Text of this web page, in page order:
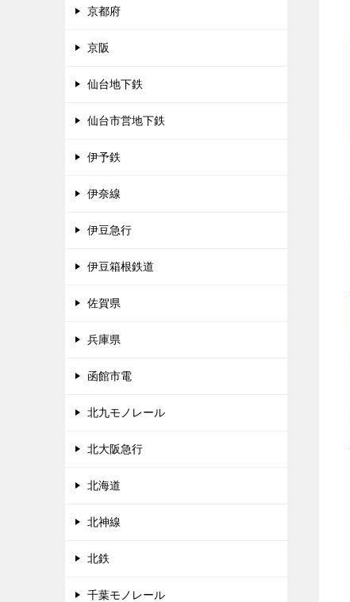
京都府
京阪
仙台地下鉄
仙台市営地下鉄
伊予鉄
伊奈線
伊豆急行
伊豆箱根鉄道
佐賀県
兵庫県
函館市電
北九モノレール
北大阪急行
北海道
北神線
北鉄
千葉モノレール